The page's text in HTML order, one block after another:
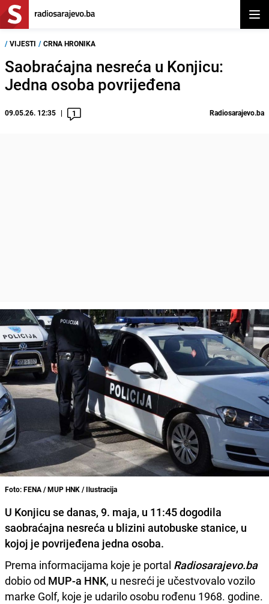
/ VIJESTI / CRNA HRONIKA
Saobraćajna nesreća u Konjicu:
Jedna osoba povrijeđena
09.05.26. 12:35 1 Radiosarajevo.ba
Foto: FENA / MUP HNK / Ilustracija
U Konjicu se danas, 9. maja, u 11:45 dogodila
saobraćajna nesreća u blizini autobuske stanice, u
kojoj je povrijeđena jedna osoba.
Prema informacijama koje je portal Radiosarajevo.ba
dobio od MUP-a HNK, u nesreći je učestvovalo vozilo
marke Golf, koje je udarilo osobu rođenu 1968. godine.